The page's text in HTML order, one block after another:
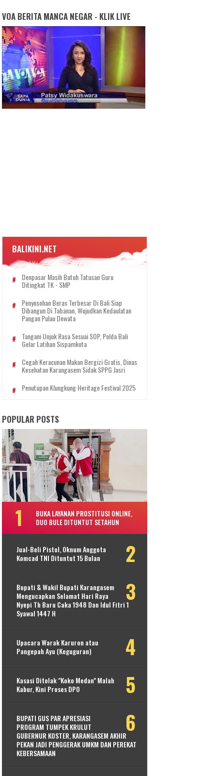
VOA BERITA MANCA NEGAR - KLIK LIVE
BALIKINI.NET
Denpasar Masih Butuh Tatusan Guru
Ditingkat TK - SMP
Penyosohan Beras Terbesar Di Bali Siap
Dibangun Di Tabanan, Wujudkan Kedaulatan
Pangan Pulau Dewata
Tangani Unjuk Rasa Sesuai SOP, Polda Bali
Gelar Latihan Sispamkota
Cegah Keracunan Makan Bergizi Gratis, Dinas
Kesehatan Karangasem Sidak SPPG Jasri
Penutupan Klungkung Heritage Festival 2025
POPULAR POSTS
BUKA LAYANAN PROSTITUSI ONLINE,
DUO BULE DITUNTUT SETAHUN
Jual-Beli Pistol, Oknum Anggota
Komcad TNI Dituntut 15 Bulan
Bupati & Wakil Bupati Karangasem
Mengucapkan Selamat Hari Raya
Nyepi Th Baru Caka 1948 Dan Idul Fitri 1
Syawal 1447 H
Upacara Warak Karuron atau
Pangepah Ayu (Keguguran)
Kasasi Ditolak "Koko Medan" Malah
Kabur, Kini Proses DPO
BUPATI GUS PAR APRESIASI
PROGRAM TUMPEK KRULUT
GUBERNUR KOSTER, KARANGASEM AKHIR
PEKAN JADI PENGGERAK UMKM DAN PEREKAT
KEBERSAMAAN